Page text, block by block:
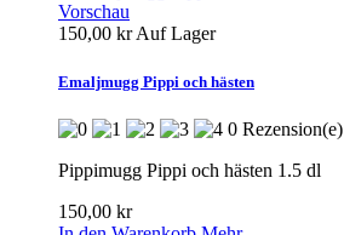
Vorschau
150,00 krAuf Lager
Emaljmugg Pippi och hästen
0 Rezension(e)
Pippimugg Pippi och hästen 1.5 dl
150,00 kr